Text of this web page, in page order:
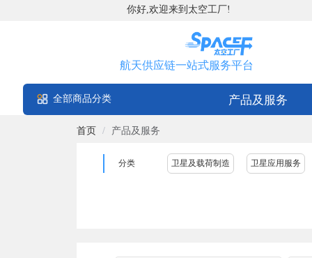
你好,欢迎来到太空工厂!
航天供应链一站式服务平台
全部商品分类 产品及服务
首页 / 产品及服务
分类 卫星及载荷制造 卫星应用服务